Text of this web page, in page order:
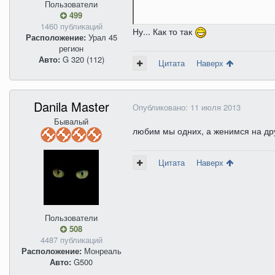
Пользователи
499
1460 публикаций
Расположение:Урал 45
регион
Авто:G 320 (112)
Ну... Как то так
Цитата Наверх
Danila Master
Бывалый
Пользователи
508
4487 публикаций
Расположение:Монреаль
Авто: G500
Опубликовано: 11 июля 2013
любим мы одних, а женимся на
Цитата Наверх